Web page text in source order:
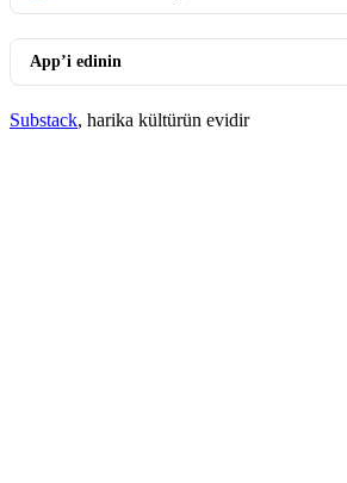
App’i edinin
Substack, harika kültürün evidir